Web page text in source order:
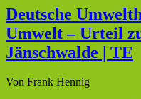
Deutsche
Umwelt – Urteil
Jänschwalde | TE
Von Frank Hennig